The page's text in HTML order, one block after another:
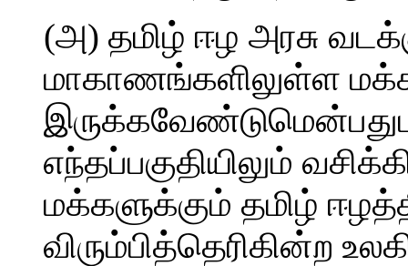
(அ) தமிழ் ஈழ அரசு
மாகாணங்களிலுள்ள
எந்தப்பகுதியிலும்
மக்களுக்கும் தமிழ்
விரும்பித்தெரிகின்ற